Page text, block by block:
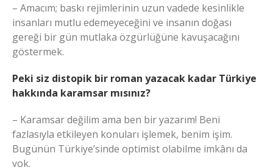
– Amacım; baskı rejimlerinin uzun vadede kesinlikle
insanları mutlu edemeyeceğini ve insanın doğası
gereği bir gün mutlaka özgürlüğüne kavuşacağını
göstermek.
Peki siz distopik bir roman yazacak kadar Türkiye
hakkında karamsar mısınız?
– Karamsar değilim ama ben bir yazarım! Beni
fazlasıyla etkileyen konuları işlemek, benim işim.
Bugünün Türkiye’sinde optimist olabilme imkânı da
yok.